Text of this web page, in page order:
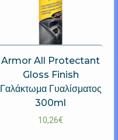
Armor All Protectant
Gloss Finish
Γαλάκτωμα Γυαλίσματος
300ml
10,26€